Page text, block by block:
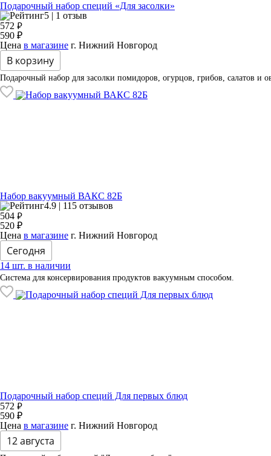
Подарочный набор специй «Для засолки»
5 | 1 отзыв
572 ₽
590 ₽
Цена в магазине г. Нижний Новгород
В корзину
Подарочный набор для засолки помидоров, огурцов, грибов, салатов и
Набор вакуумный ВАКС 82Б
4.9 | 115 отзывов
504 ₽
520 ₽
Цена в магазине г. Нижний Новгород
Сегодня
14 шт. в наличии
Система для консервирования продуктов вакуумным способом.
Подарочный набор специй Для первых блюд
572 ₽
590 ₽
Цена в магазине г. Нижний Новгород
12 августа